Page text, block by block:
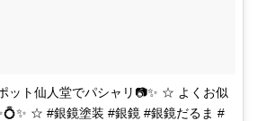
ット仙人堂でパシャリ📷✨ ☆ よくお似
☆ #銀鏡塗装 #銀鏡 #銀鏡だるま #